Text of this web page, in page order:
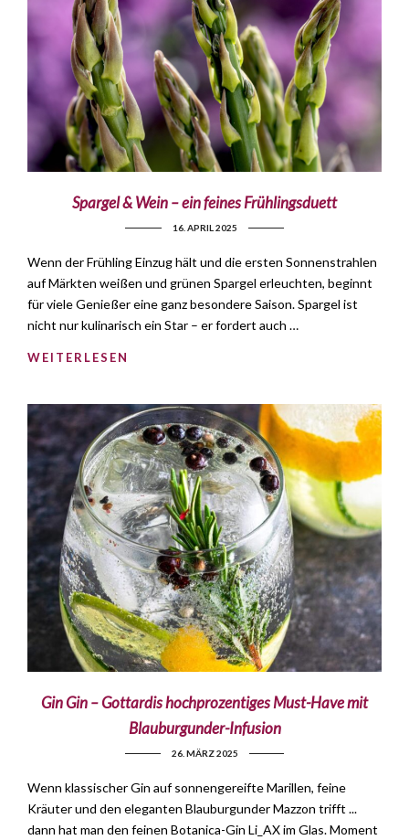
Spargel & Wein – ein feines Frühlingsduett
16. APRIL 2025
Wenn der Frühling Einzug hält und die ersten Sonnenstrahlen
auf Märkten weißen und grünen Spargel erleuchten, beginnt
für viele Genießer eine ganz besondere Saison. Spargel ist
nicht nur kulinarisch ein Star – er fordert auch …
WEITERLESEN
Gin Gin – Gottardis hochprozentiges Must-Have mit
Blauburgunder-Infusion
26. MÄRZ 2025
Wenn klassischer Gin auf sonnengereifte Marillen, feine
Kräuter und den eleganten Blauburgunder Mazzon trifft ...
dann hat man den feinen Botanica-Gin Li_AX im Glas. Moment